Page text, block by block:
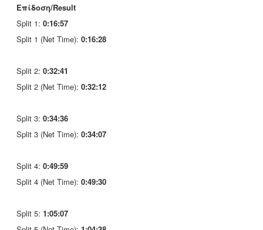
Επίδοση/Result
Split 1: 0:16:57
Split 1 (Net Time): 0:16:28
Split 2: 0:32:41
Split 2 (Net Time): 0:32:12
Split 3: 0:34:36
Split 3 (Net Time): 0:34:07
Split 4: 0:49:59
Split 4 (Net Time): 0:49:30
Split 5: 1:05:07